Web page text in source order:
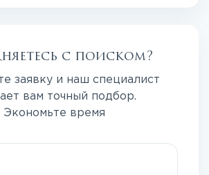
с поиском?
заявку и наш специалист
вам точный подбор.
Экономьте время